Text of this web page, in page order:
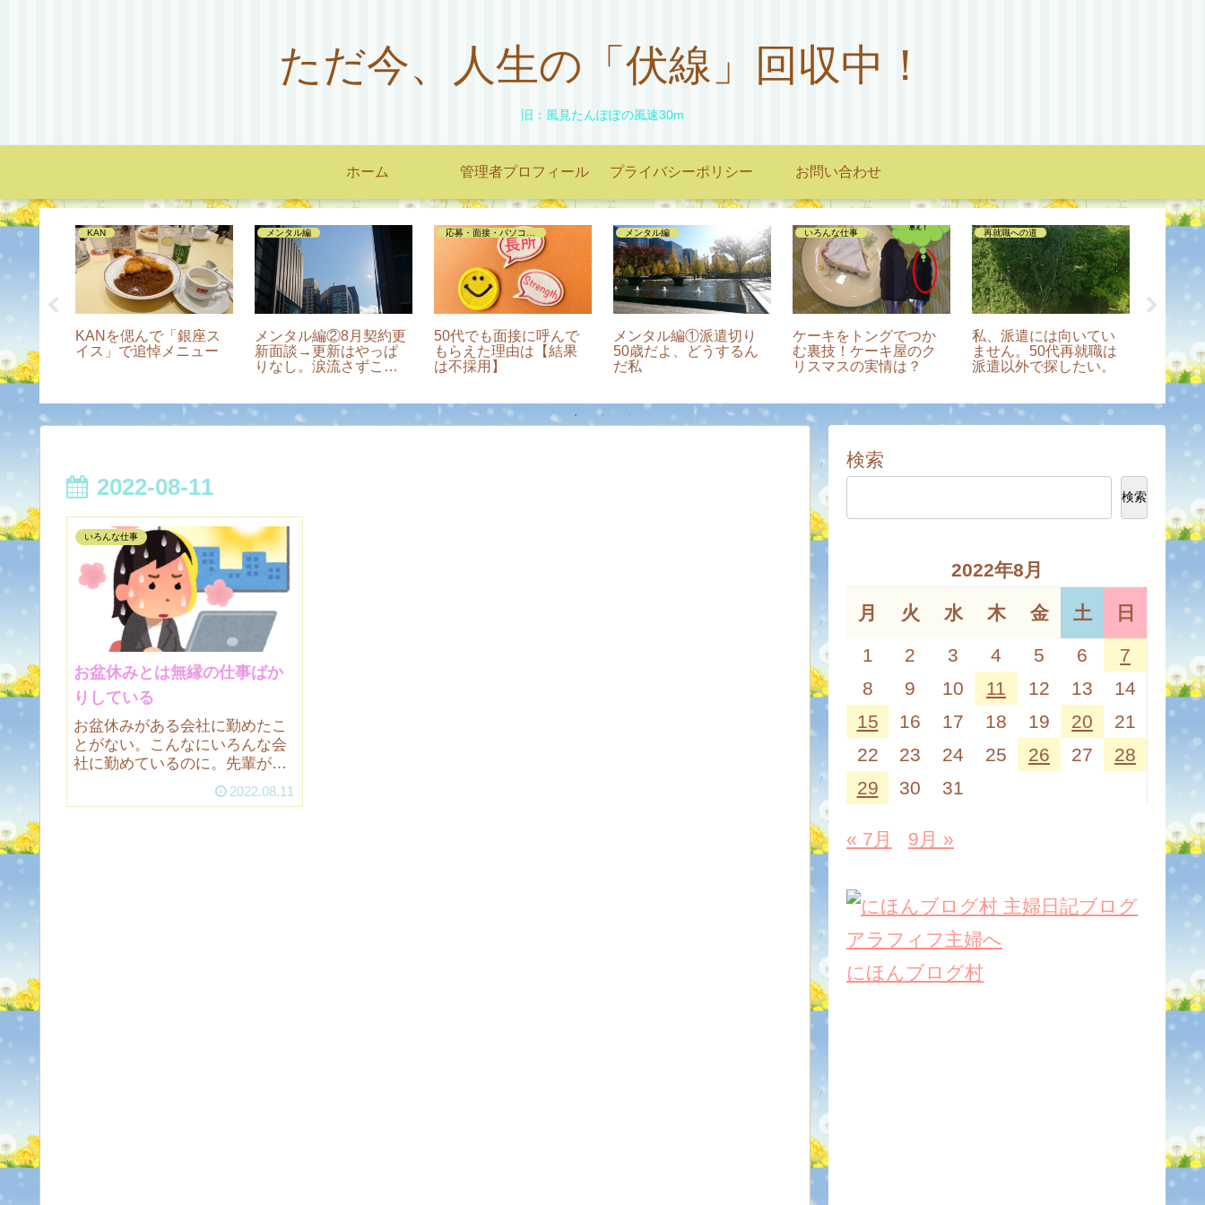
ただ今、人生の「伏線」回収中！
旧：風見たんぽぽの風速30m
ホーム 管理者プロフィール プライバシーポリシー お問い合わせ
KAN
KANを偲んで「銀座ス
イス」で追悼メニュー
メンタル編
メンタル編②8月契約更
新面談→更新はやっぱ
りなし。涙流さずこら
50代でも面接に呼んで
もらえた理由は【結果
は不採用】
メンタル編
メンタル編①派遣切り
50歳だよ、どうするん
だ私
いろんな仕事
ケーキをトングでつか
む裏技！ケーキ屋のク
リスマスの実情は？
再就職への道
私、派遣には向いてい
ません。50代再就職は
派遣以外で探したい。
メンタル
③人事
出＆医
況を訴
2022-08-11
いろんな仕事
お盆休みとは無縁の仕事ばか
りしている
お盆休みがある会社に勤めたこ
とがない。こんなにいろんな会
社に勤めているのに。先輩が代
わる代わる休みを取るようで私
にも休んでいいよと言われまし
2022.08.11
検索
検索
2022年8月
月 火 水 木 金 土 日
1 2 3 4 5 6
7
8
9 10 11 12 13
14
15
16 17 18 19 20
21
22
23 24 25 26 27
28
29
30 31
« 7月 9月 »
にほんブログ村